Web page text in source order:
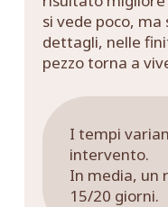
si vede poco,
dettagli, nelle
pezzo torna a
I tempi
intervento.
In media, un
15/20 giorni.